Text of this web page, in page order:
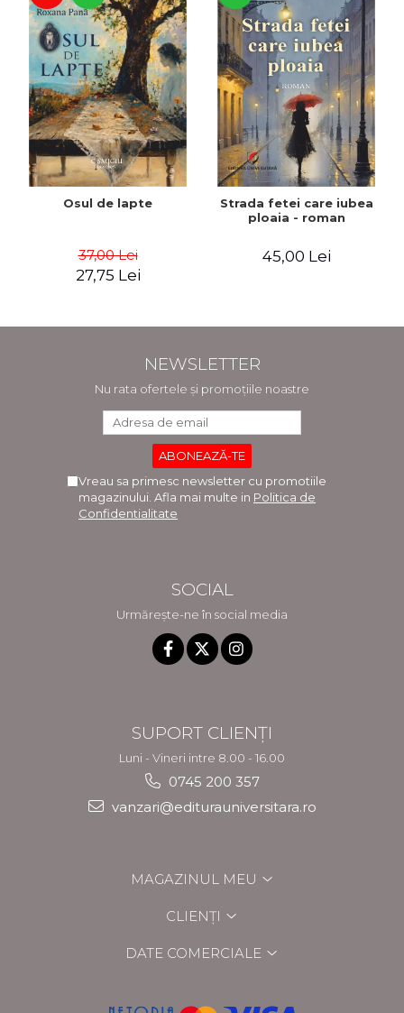
Osul de lapte
37,00 Lei
27,75 Lei
Strada fetei care iubea
ploaia - roman
45,00 Lei
NEWSLETTER
Nu rata ofertele și promoțiile noastre
Vreau sa primesc newsletter cu promotiile
magazinului. Afla mai multe in Politica de
Confidentialitate
SOCIAL
Urmărește-ne în social media
SUPORT CLIENȚI
Luni - Vineri intre 8.00 - 16.00
0745 200 357
vanzari@editurauniversitara.ro
MAGAZINUL MEU
CLIENȚI
DATE COMERCIALE